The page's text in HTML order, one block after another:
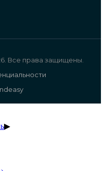
Все права защищены.
▶